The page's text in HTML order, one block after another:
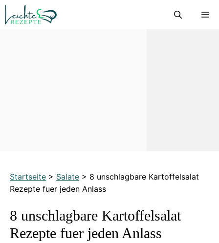
Zum
Inhalt
Startseite > Salate > 8 unschlagbare Kartoffelsalat
Rezepte fuer jeden Anlass
8 unschlagbare Kartoffelsalat
Rezepte fuer jeden Anlass